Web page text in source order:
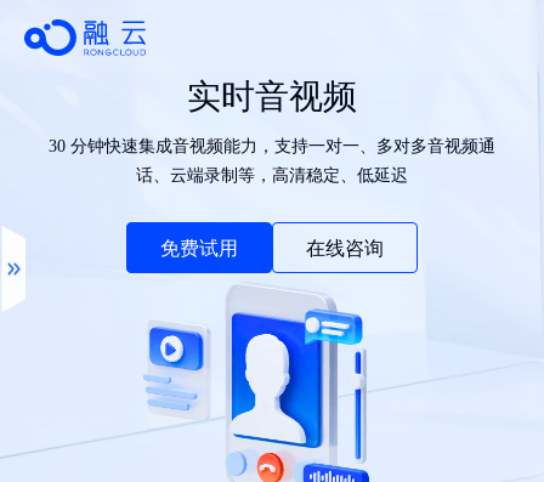
实时音视频
30 分钟快速集成音视频能力，支持一对一、多对多音视频通
话、云端录制等，高清稳定、低延迟
免费试用 在线咨询